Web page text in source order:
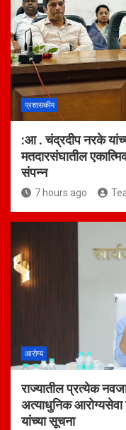
प्रशासकीय
:आ . चंद्रदीप नरके
मतदारसंघातील
संपन्न
7 hours ago
आरोग्य
राज्यातील प्रत्येक
अत्याधुनिक
यांच्या सूचना